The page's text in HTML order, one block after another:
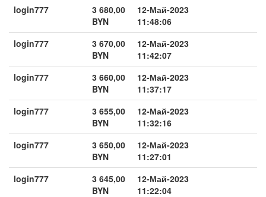
login777
3 680,00
BYN
12-Май-2023
11:48:06
login777
3 670,00
BYN
12-Май-2023
11:42:07
login777
3 660,00
BYN
12-Май-2023
11:37:17
login777
3 655,00
BYN
12-Май-2023
11:32:16
login777
3 650,00
BYN
12-Май-2023
11:27:01
login777
3 645,00
BYN
12-Май-2023
11:22:04